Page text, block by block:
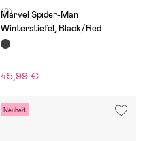
(0)
Marvel Spider-Man
Winterstiefel, Black/Red
45,99 €
Neuheit